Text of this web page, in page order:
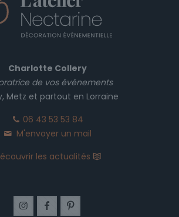
Charlotte Collery
de vos événements
Metz et partout en Lorraine
06 43 53 53 84
M'envoyer un mail
les actualités